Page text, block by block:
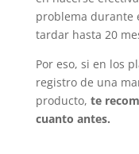
problema durante
tardar hasta 20
Por eso, si en los
registro de una
producto, te
cuanto antes.